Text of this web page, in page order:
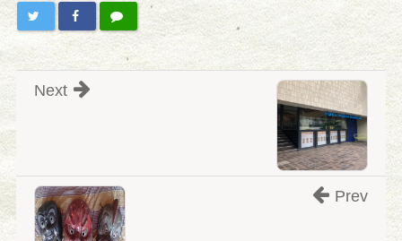
Next
Prev